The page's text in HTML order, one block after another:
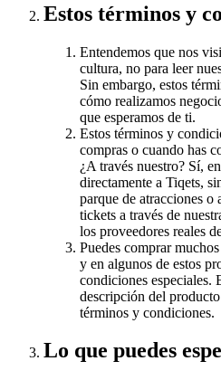
Estos términos y
Entendemos que nos
cultura, no para leer
Sin embargo, estos
cómo realizamos
que esperamos de ti.
Estos términos y
compras o cuando has
¿A través nuestro? Sí,
directamente a Tiqets,
parque de atracciones o
tickets a través de
los proveedores reales
Puedes comprar
y en algunos de estos
condiciones especiales.
descripción del
términos y condiciones.
Lo que puedes